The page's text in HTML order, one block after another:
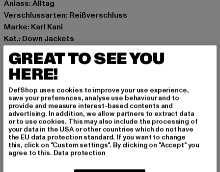
Anlass: Alltag
Verschlussarten: Reißverschluss
Marke: Karl Kani
Kat.: Down Jackets
Farbe: schwarz
Hersteller Farbe: lime green
Materialzusammensetzung: 100% Baumwolle
Art.Nr: 60760018-03441
Hersteller: Urban Styles Agency GmbH & Co. KG |
agentur@urbanstylesagency.com
Schanzenstraße 41 | 51063 Köln | DE
GRÖSSE & PASSFORM
GREAT TO SEE YOU
HERE!
DefShop uses cookies to improve your use experience,
save your preferences, analyse use behaviour and to
provide and measure interest-based contents and
advertising. In addition, we allow partners to extract data
or to use cookies. This may also include the processing of
your data in the USA or other countries which do not have
the EU data protection standard. If you want to change
this, click on "Custom settings". By clicking on "Accept" you
agree to this. Data protection